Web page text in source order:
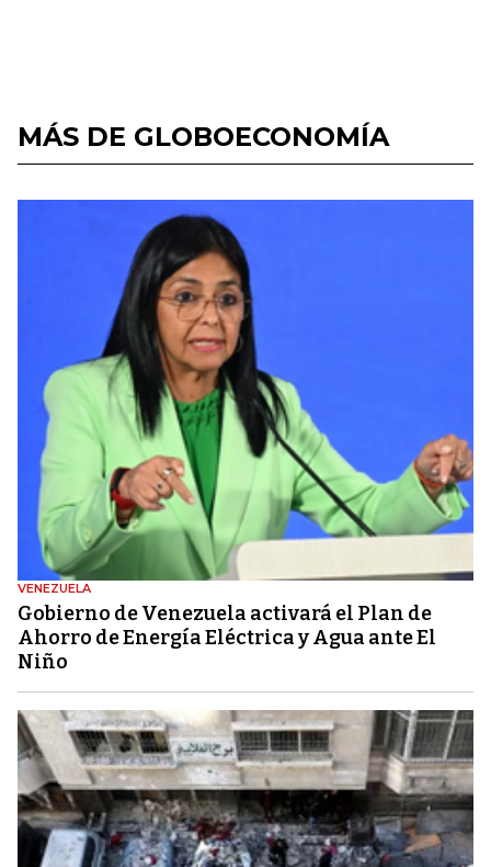
MÁS DE GLOBOECONOMÍA
VENEZUELA
Gobierno de Venezuela activará el Plan de
Ahorro de Energía Eléctrica y Agua ante El
Niño